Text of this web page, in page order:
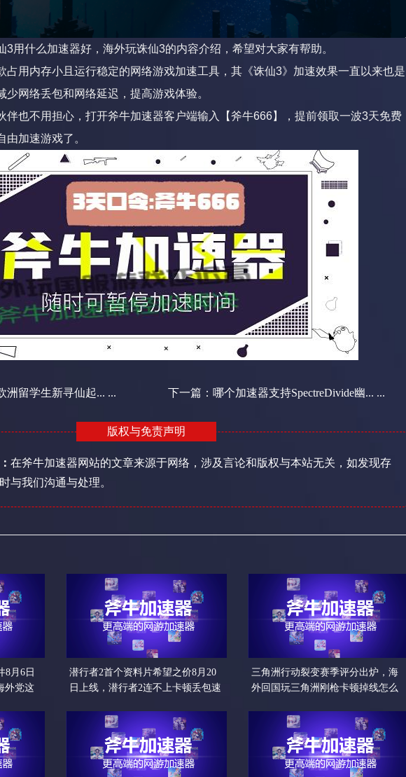
3用什么加速器好，海外玩诛仙3的内容介绍，希望对大家有帮助。
占用内存小且运行稳定的网络游戏加速工具，其《诛仙3》加速效果一直以来也是
少网络丢包和网络延迟，提高游戏体验。
伴也不用担心，打开斧牛加速器客户端输入【斧牛666】，提前领取一波3天免费
加速游戏了。
洲留学生新寻仙起... ... 下一篇： 哪个加速器支持SpectreDivide幽... ...
版权与免责声明
在斧牛加速器网站的文章来源于网络，涉及言论和版权与本站无关，如发现存
与我们沟通与处理。
8月6日
外党这
潜行者2首个资料片希望之价8月20
日上线，潜行者2连不上卡顿丢包速
三角洲行动裂变赛季评分出炉，海
外回国玩三角洲刚枪卡顿掉线怎么